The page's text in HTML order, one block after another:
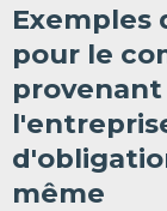
Exemples
pour le
même